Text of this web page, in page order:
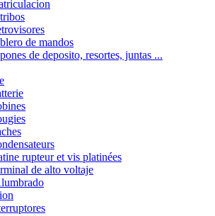
de mandos
de deposito, resortes, juntas ...
rupteur et vis platinées
de alto voltaje